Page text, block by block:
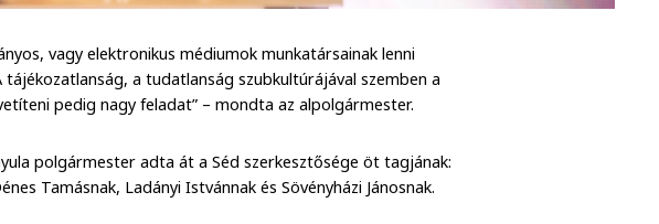
vagy elektronikus médiumok munkatársainak lenni
a tudatlanság szubkultúrájával szemben a
pedig nagy feladat” – mondta az alpolgármester.
polgármester adta át a Séd szerkesztősége öt tagjának:
Tamásnak, Ladányi Istvánnak és Sövényházi Jánosnak.